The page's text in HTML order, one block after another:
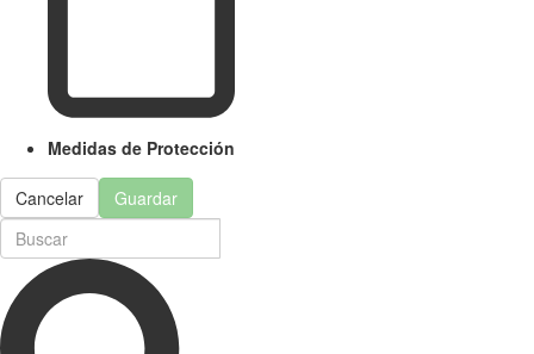
Medidas de Protección
Cancelar Guardar